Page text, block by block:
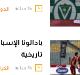
16 ساعة |
بادالونا
تاريخية
16 ساعة |